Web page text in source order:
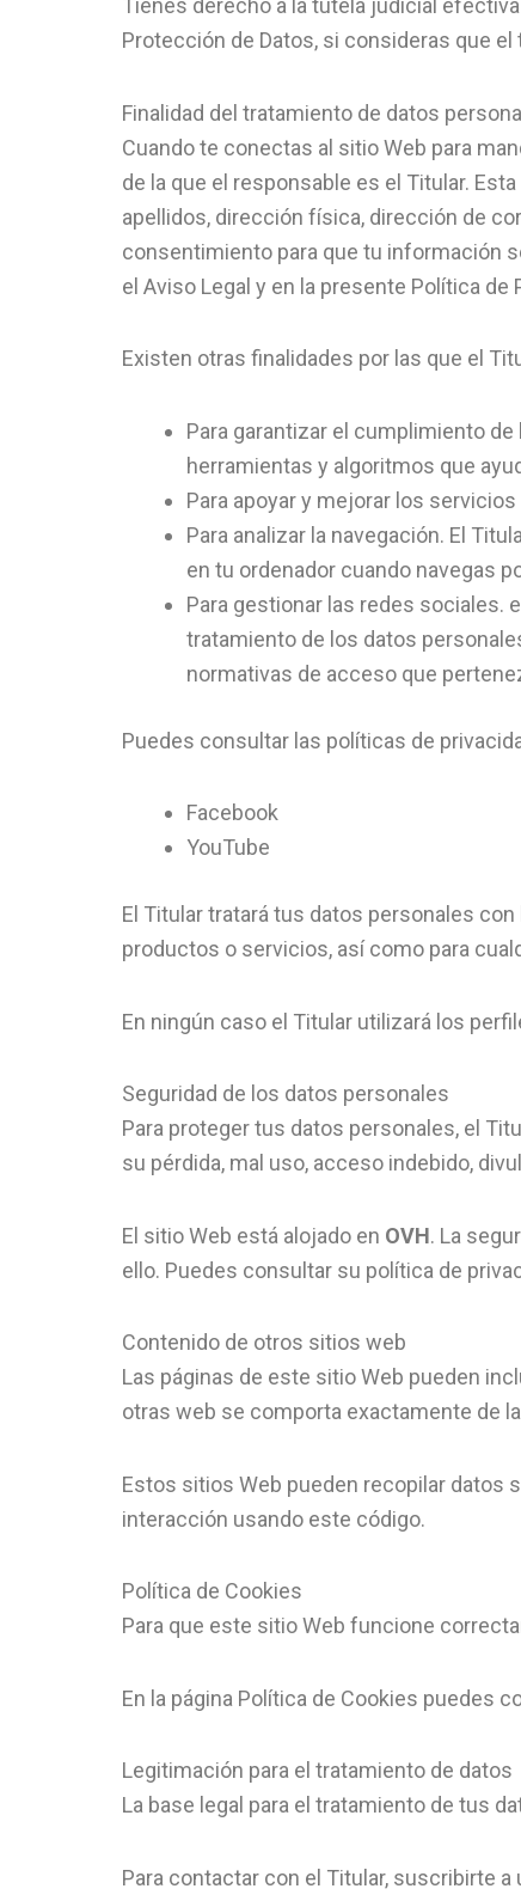
Tienes derecho a la tutela judicial
Protección de Datos, si consideras que
Finalidad del tratamiento de datos
Cuando te conectas al sitio Web para
de la que el responsable es el Titular.
apellidos, dirección física, dirección de
consentimiento para que tu información
el Aviso Legal y en la presente Política de
Existen otras finalidades por las que el
Para garantizar el cumplimiento
herramientas y algoritmos que
Para apoyar y mejorar los
Para analizar la navegación. El
en tu ordenador cuando navegas
Para gestionar las redes sociales.
tratamiento de los datos
normativas de acceso que
Puedes consultar las políticas de
Facebook
YouTube
El Titular tratará tus datos personales
productos o servicios, así como para
En ningún caso el Titular utilizará los
Seguridad de los datos personales
Para proteger tus datos personales, el
su pérdida, mal uso, acceso indebido,
El sitio Web está alojado en OVH. La
ello. Puedes consultar su política de
Contenido de otros sitios web
Las páginas de este sitio Web pueden
otras web se comporta exactamente de
Estos sitios Web pueden recopilar datos
interacción usando este código.
Política de Cookies
Para que este sitio Web funcione
En la página Política de Cookies puedes
Legitimación para el tratamiento de datos
La base legal para el tratamiento de tus
Para contactar con el Titular, suscribirte